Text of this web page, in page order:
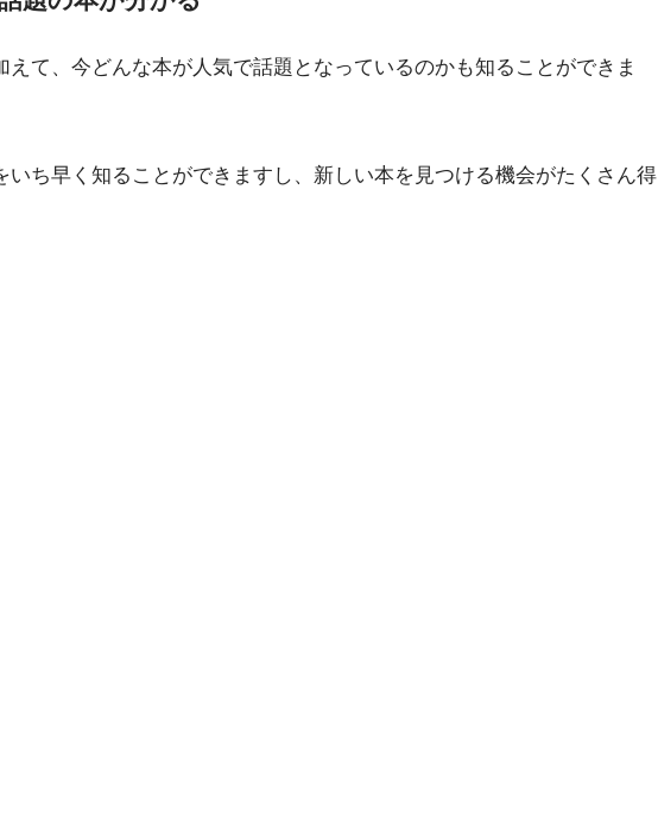
えて、今どんな本が人気で話題となっているのかも知ることができま
いち早く知ることができますし、新しい本を見つける機会がたくさん得